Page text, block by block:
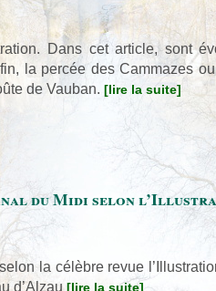
Dans cet article, sont
la percée des Cammazes
de Vauban. [lire la suite]
du Midi selon
la célèbre revue
d’Alzau [lire la suite]